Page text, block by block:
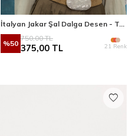
%50
750,00TL
375,00 TL 21 Renk